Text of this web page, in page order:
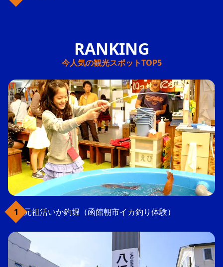
今人気の観光スポットTOP5
元祖活いか釣堀（函館朝市イカ釣り体験）